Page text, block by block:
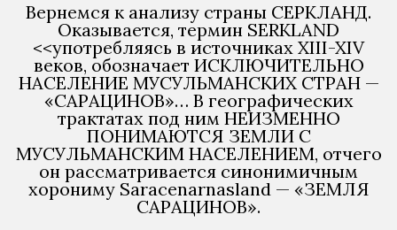
Вернемся к анализу страны СЕРКЛАНД.
Оказывается, термин SERKLAND
<<употребляясь в источниках XIII-XIV
веков, обозначает ИСКЛЮЧИТЕЛЬНО
НАСЕЛЕНИЕ МУСУЛЬМАНСКИХ СТРАН —
«САРАЦИНОВ»… В географических
трактатах под ним НЕИЗМЕННО
ПОНИМАЮТСЯ ЗЕМЛИ С
МУСУЛЬМАНСКИМ НАСЕЛЕНИЕМ, отчего
он рассматривается синонимичным
хорониму Saracenarnasland — «ЗЕМЛЯ
САРАЦИНОВ».